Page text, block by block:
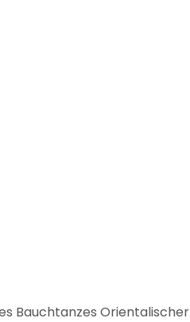
Bauchtanzes Orientalischer